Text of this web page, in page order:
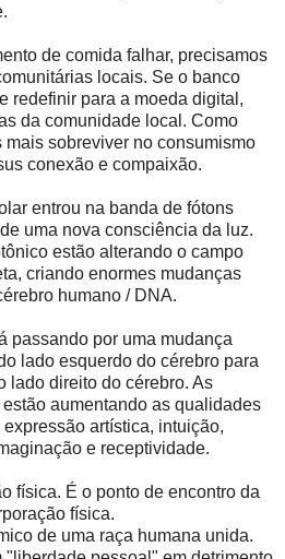
de comida falhar, precisamos
locais. Se o banco
redefinir para a moeda digital,
da comunidade local. Como
sobreviver no consumismo
conexão e compaixão.
entrou na banda de fótons
uma nova consciência da luz.
estão alterando o campo
criando enormes mudanças
humano / DNA.
passando por uma mudança
lado esquerdo do cérebro para
lado direito do cérebro. As
aumentando as qualidades
artística, intuição,
e receptividade.
física. É o ponto de encontro da
física.
de uma raça humana unida.